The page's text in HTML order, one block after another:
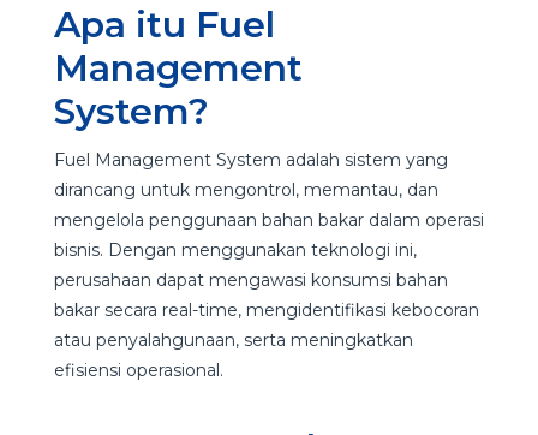
Apa itu Fuel
Management
System?
Fuel Management System adalah sistem yang
dirancang untuk mengontrol, memantau, dan
mengelola penggunaan bahan bakar dalam operasi
bisnis. Dengan menggunakan teknologi ini,
perusahaan dapat mengawasi konsumsi bahan
bakar secara real-time, mengidentifikasi kebocoran
atau penyalahgunaan, serta meningkatkan
efisiensi operasional.